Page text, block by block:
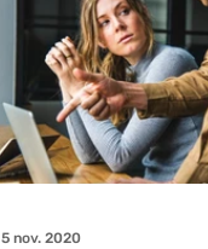
5 nov. 2020